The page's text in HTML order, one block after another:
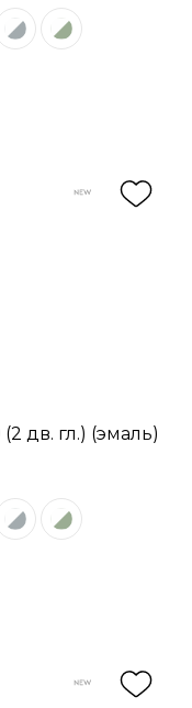
дв. гл.) (эмаль)